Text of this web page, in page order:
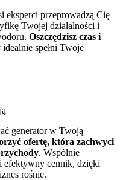
eksperci przeprowadzą Cię
Twojej działalności i
Oszczędzisz czas i
spełni Twoje
generator w Twoją
ofertę, która zachwyci
. Wspólnie
efektywny cennik, dzięki
rośnie.